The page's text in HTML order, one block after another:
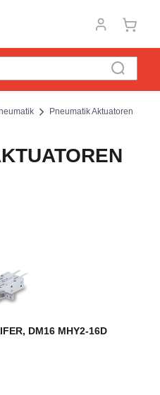
Pneumatik Aktuatoren
DM16 MHY2-16D